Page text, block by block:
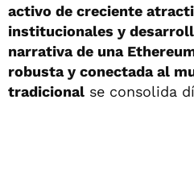
activo de creciente
institucionales y
narrativa de una
robusta y conectada al
tradicional se consolida